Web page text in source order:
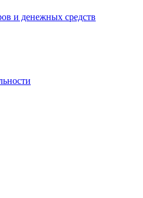
и денежных средств